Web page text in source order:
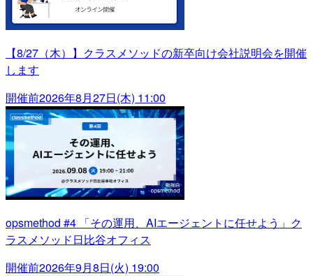
【8/27（木）】クラスメソッドの新卒向け会社説明会を開催
します
開催前2026年8月27日(木) 11:00
opsmethod #4 「その運用、AIエージェントに任せよう」ク
ラスメソッド日比谷オフィス
開催前2026年9月8日(火) 19:00